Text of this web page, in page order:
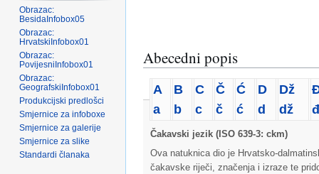
Abecedni popis
A
a
B
b
C
c
Č
č
Ć
ć
D
d
Dž
dž
đ
Čakavski jezik (ISO 639-3: ckm)
Ova natuknica dio je Hrvatsko-
čakavske riječi, značenja i izraze te
Obrazac:
BesidaInfobox05
Obrazac:
HrvatskiInfobox01
Obrazac:
PovijesniInfobox01
Obrazac:
GeografskiInfobox01
Produkcijski predlošci
Smjernice za infoboxe
Smjernice za galerije
Smjernice za slike
Standardi članaka